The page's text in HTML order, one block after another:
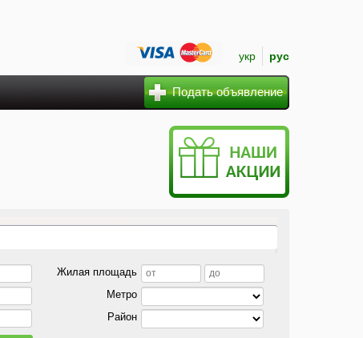
укр рус
Подать объявление
Жилая площадь
Метро
Район